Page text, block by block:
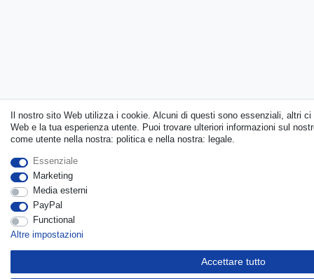
Il nostro sito Web utilizza i cookie. Alcuni di questi sono essenziali, altri
Web e la tua esperienza utente. Puoi trovare ulteriori informazioni sul
come utente nella nostra: politica e nella nostra: legale.
Essenziale
Marketing
Media esterni
PayPal
Functional
Altre impostazioni
Accettare tutto